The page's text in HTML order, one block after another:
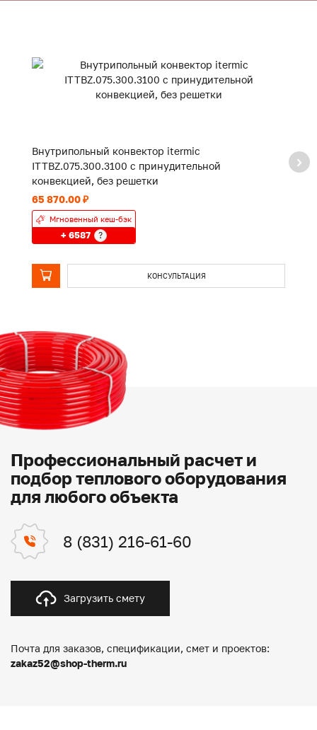
Внутрипольный конвектор itermic
ITTBZ.075.300.3100 с принудительной
конвекцией, без решетки
65 870.00 ₽
Мгновенный кеш-бэк
+ 6587 ?
КОНСУЛЬТАЦИЯ
Профессиональный расчет и
подбор теплового оборудования
для любого объекта
8 (831) 216-61-60
Загрузить смету
Почта для заказов, спецификации, смет и проектов:
zakaz52@shop-therm.ru